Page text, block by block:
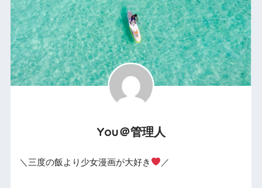
You＠管理人
＼三度の飯より少女漫画が大好き ／